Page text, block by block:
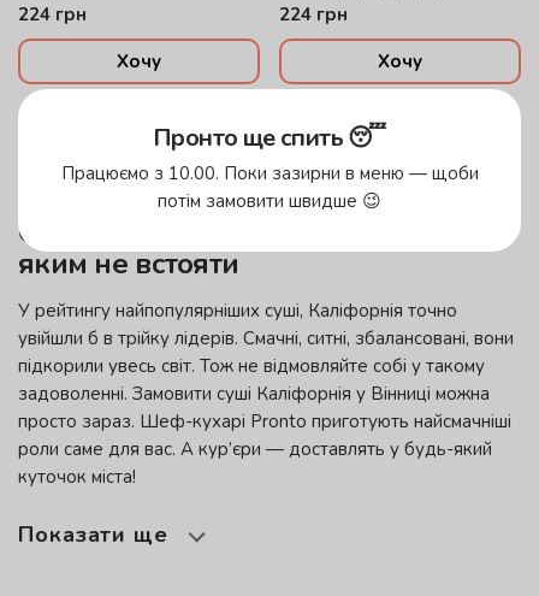
224 грн
Хочу
224 грн
Хочу
Суші Каліфорнія — смак, перед
яким не встояти
У рейтингу найпопулярніших суші, Каліфорнія точно
увійшли б в трійку лідерів. Смачні, ситні, збалансовані, вони
підкорили увесь світ. Тож не відмовляйте собі у такому
задоволенні. Замовити суші Каліфорнія у Вінниці можна
просто зараз. Шеф-кухарі Pronto приготують найсмачніші
роли саме для вас. А кур’єри — доставлять у будь-який
куточок міста!
Показати ще
Пронто ще спить 😴
Працюємо з 10.00. Поки зазирни в меню — щоби
потім замовити швидше 😉